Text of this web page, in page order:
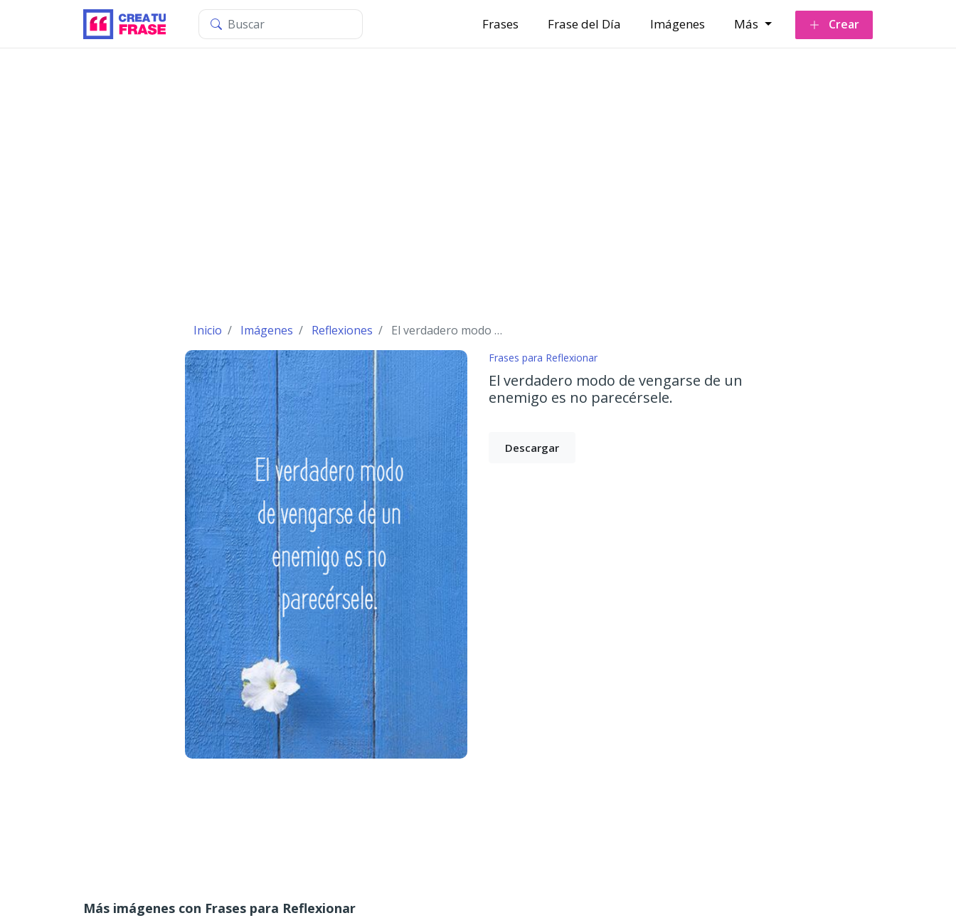
Frases Frase del Día Imágenes Más Crear
Inicio Imágenes Reflexiones El verdadero modo de vengarse de un enemigo es no parecérsele.
Frases para Reflexionar
El verdadero modo de vengarse de un
enemigo es no parecérsele.
Descargar
Más imágenes con Frases para Reflexionar